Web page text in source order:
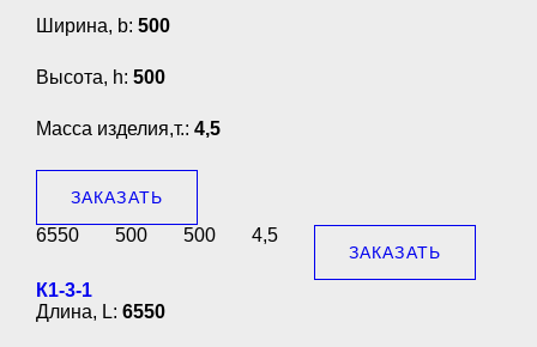
Ширина, b: 500
Высота, h: 500
Масса изделия,т.: 4,5
ЗАКАЗАТЬ
6550 500 500 4,5
ЗАКАЗАТЬ
К1-3-1
Длина, L: 6550